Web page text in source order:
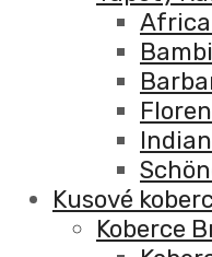
Kusové
Koberce